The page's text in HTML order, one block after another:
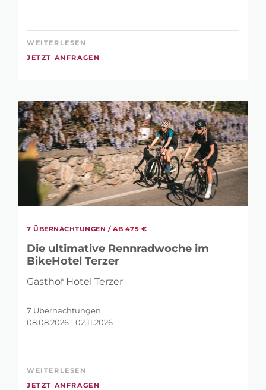
WEITERLESEN
JETZT ANFRAGEN
7 ÜBERNACHTUNGEN / AB 475 €
Die ultimative Rennradwoche im
BikeHotel Terzer
Gasthof Hotel Terzer
7 Übernachtungen
08.08.2026 - 02.11.2026
WEITERLESEN
JETZT ANFRAGEN